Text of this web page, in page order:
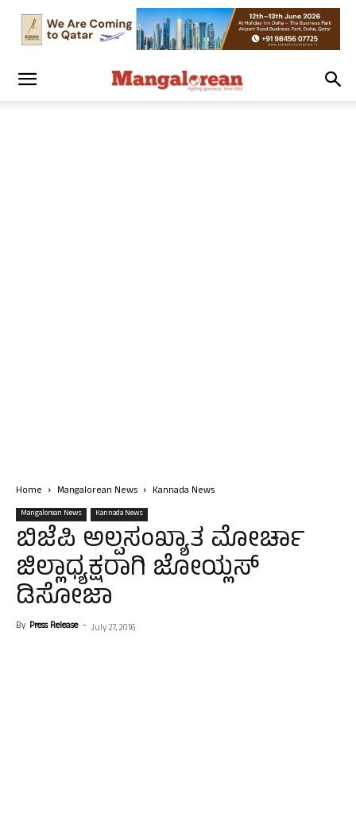
Home Mangalorean News Kannada News
Mangalorean News Kannada News
ಬಿಜೆಪಿ ಅಲ್ಪಸಂಖ್ಯಾತ ಮೋರ್ಚಾ
ಜಿಲ್ಲಾಧ್ಯಕ್ಷರಾಗಿ ಜೋಯ್ಲಸ್
ಡಿಸೋಜಾ
By Press Release - July 27, 2016